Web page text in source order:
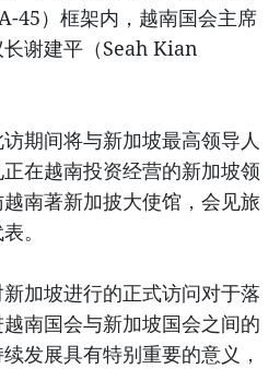
45）框架内，越南国会主席
谢建平（Seah Kian
期间将与新加坡最高领导人
在越南投资经营的新加坡领
南著新加披大使馆，会见旅
。
加坡进行的正式访问对于落
南国会与新加坡国会之间的
发展具有特别重要的意义，